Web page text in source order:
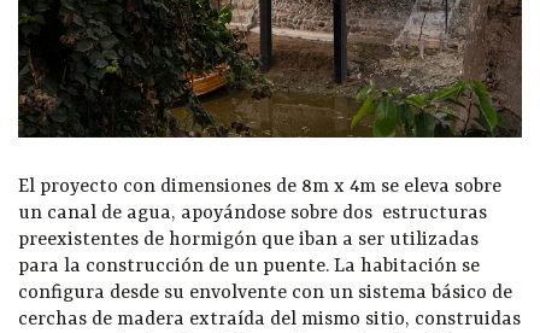
El proyecto con dimensiones de 8m x 4m se eleva sobre
un canal de agua, apoyándose sobre dos estructuras
preexistentes de hormigón que iban a ser utilizadas
para la construcción de un puente. La habitación se
configura desde su envolvente con un sistema básico de
cerchas de madera extraída del mismo sitio, construidas